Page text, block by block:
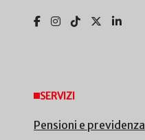
SERVIZI
Pensioni e previdenza